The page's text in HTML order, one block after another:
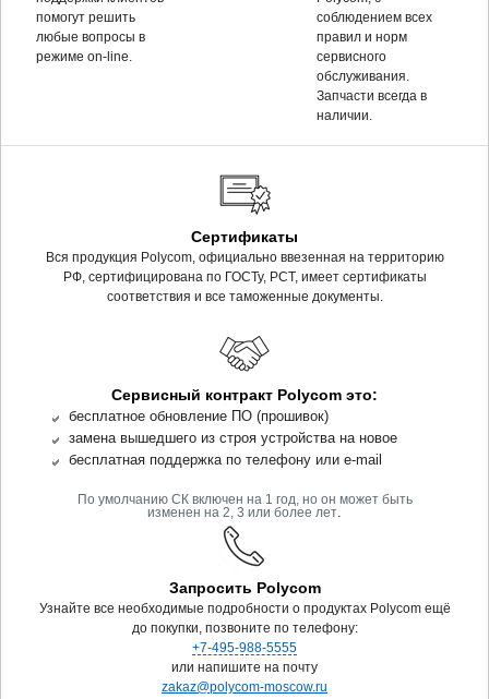
помогут решить
любые вопросы в
режиме on-line.
соблюдением всех
правил и норм
сервисного
обслуживания.
Запчасти всегда в
наличии.
Сертификаты
Вся продукция Polycom, официально ввезенная на территорию
РФ, сертифицирована по ГОСТу, РСТ, имеет сертификаты
соответствия и все таможенные документы.
Сервисный контракт Polycom это:
бесплатное обновление ПО (прошивок)
замена вышедшего из строя устройства на новое
бесплатная поддержка по телефону или e-mail
По умолчанию СК включен на 1 год, но он может быть
изменен на 2, 3 или более лет.
Запросить Polycom
Узнайте все необходимые подробности о продуктах Polycom ещё
до покупки, позвоните по телефону:
+7-495-988-5555
или напишите на почту
zakaz@polycom-moscow.ru